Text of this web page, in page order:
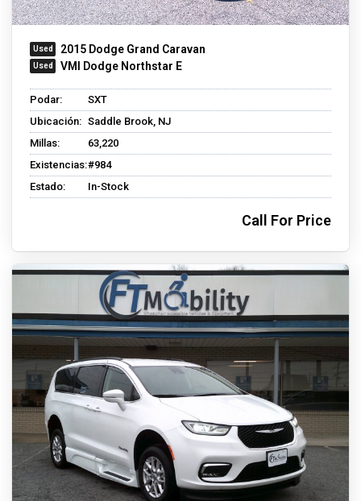
2015 Dodge Grand Caravan
VMI Dodge Northstar E
Podar:
SXT
Ubicación: Saddle Brook, NJ
Millas:
63,220
Existencias:#984
Estado:
In-Stock
Call For Price